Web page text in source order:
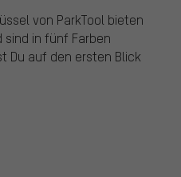
von ParkTool bieten
in fünf Farben
Du auf den ersten Blick